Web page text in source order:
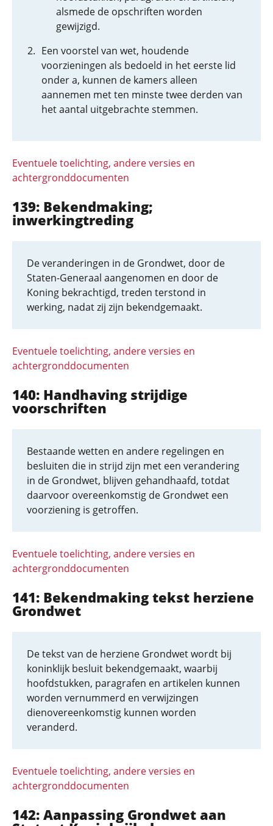
alsmede de opschriften worden
gewijzigd.
Een voorstel van wet, houdende
voorzieningen als bedoeld in het eerste lid
onder a, kunnen de kamers alleen
aannemen met ten minste twee derden van
het aantal uitgebrachte stemmen.
Eventuele toelichting, andere versies en
achtergronddocumenten
139: Bekendmaking;
inwerkingtreding
De veranderingen in de Grondwet, door de
Staten-Generaal aangenomen en door de
Koning bekrachtigd, treden terstond in
werking, nadat zij zijn bekendgemaakt.
Eventuele toelichting, andere versies en
achtergronddocumenten
140: Handhaving strijdige
voorschriften
Bestaande wetten en andere regelingen en
besluiten die in strijd zijn met een verandering
in de Grondwet, blijven gehandhaafd, totdat
daarvoor overeenkomstig de Grondwet een
voorziening is getroffen.
Eventuele toelichting, andere versies en
achtergronddocumenten
141: Bekendmaking tekst herziene
Grondwet
De tekst van de herziene Grondwet wordt bij
koninklijk besluit bekendgemaakt, waarbij
hoofdstukken, paragrafen en artikelen kunnen
worden vernummerd en verwijzingen
dienovereenkomstig kunnen worden
veranderd.
Eventuele toelichting, andere versies en
achtergronddocumenten
142: Aanpassing Grondwet aan